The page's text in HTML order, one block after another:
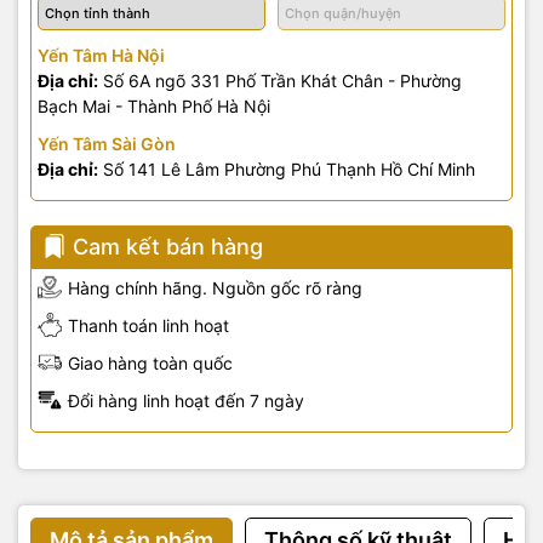
Yến Tâm Hà Nội
Địa chỉ: Số 6A ngõ 331 Phố Trần Khát Chân - Phường
Bạch Mai - Thành Phố Hà Nội
Yến Tâm Sài Gòn
Địa chỉ: Số 141 Lê Lâm Phường Phú Thạnh Hồ Chí Minh
Cam kết bán hàng
Hàng chính hãng. Nguồn gốc rõ ràng
Thanh toán linh hoạt
Giao hàng toàn quốc
Đổi hàng linh hoạt đến 7 ngày